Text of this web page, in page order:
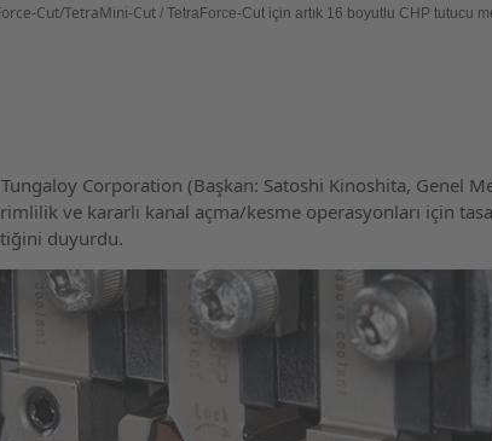
Cut/TetraMini-Cut / TetraForce-Cut için artık 16 boyutlu CHP tutucu
Corporation (Başkan: Satoshi Kinoshita, Genel
ve kararlı kanal açma/kesme operasyonları için
duyurdu.